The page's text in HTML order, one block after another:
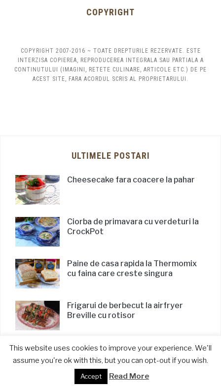
COPYRIGHT
COPYRIGHT 2007-2016 ~ TOATE DREPTURILE REZERVATE. ESTE
INTERZISA COPIEREA, REPRODUCEREA INTEGRALA SAU PARTIALA A
CONTINUTULUI (IMAGINI, RETETE CULINARE, ARTICOLE ETC.) DE PE
ACEST SITE, FARA ACORDUL SCRIS AL PROPRIETARULUI.
ULTIMELE POSTARI
Cheesecake fara coacere la pahar
Ciorba de primavara cu verdeturi la
CrockPot
Paine de casa rapida la Thermomix
cu faina care creste singura
Frigarui de berbecut la airfryer
Breville cu rotisor
Carrot Cake cu crema de branza
This website uses cookies to improve your experience. We'll
assume you're ok with this, but you can opt-out if you wish.
Accept Read More